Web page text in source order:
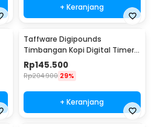
+ Keranjang
Taffware Digipounds
Timbangan Kopi Digital Timer
Coffee Scale 3000g-0.1g -
TSC3/5/10
Rp145.500
Rp204.900 29%
+ Keranjang